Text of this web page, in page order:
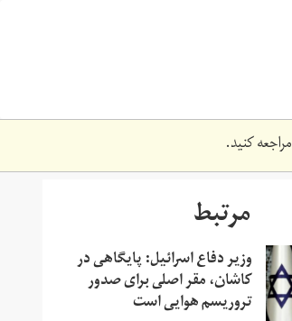
مراجعه کنید.
مرتبط
وزیر دفاع اسرائیل: پایگاهی در
کاشان، مقر اصلی برای صدور
تروریسم هوایی است